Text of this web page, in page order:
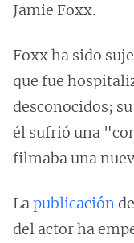
Jamie Foxx.
Foxx ha sido
que fue
desconocidos;
él sufrió una
filmaba una
Lapublicación
del actor ha